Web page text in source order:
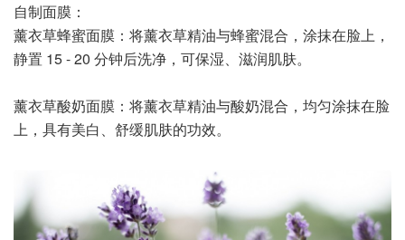
自制面膜：
薰衣草蜂蜜面膜：将薰衣草精油与蜂蜜混合，涂抹在脸上，
静置 15 - 20 分钟后洗净，可保湿、滋润肌肤。
薰衣草酸奶面膜：将薰衣草精油与酸奶混合，均匀涂抹在脸
上，具有美白、舒缓肌肤的功效。